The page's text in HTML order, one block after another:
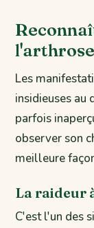
Les
insidieuses au
parfois
observer son
meilleure
La raideur
C'est l'un des